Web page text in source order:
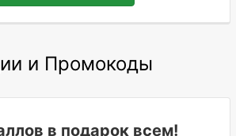
и Промокоды
в подарок всем!